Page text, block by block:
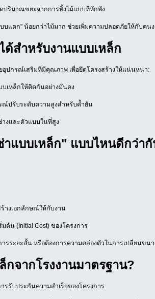
ปริมาณขยะจากการทิ้งไม้แบบที่หักพัง
บแตก" น้อยกว่าไม้มาก ช่วยเพิ่มความปลอดภัยให้กับคน
สำหรับงานแบบเหล็ก
อุปกรณ์เสริมที่มีคุณภาพ เพื่อยึดโครงสร้างให้แน่นหนา:
เหล็กให้ติดกันอย่างมั่นคง
รณ์ปรับระดับความสูงสำหรับค้ำยัน
างและตัวแบบในที่สูง
าแบบเหล็ก" แบบไหนดีกว่า
ร้างเอกลักษณ์ให้กับงาน
ต้น (Initial Cost) ของโครงการ
รระยะสั้น หรือต้องการความคล่องตัวในการเปลี่ยนข
กจากโรงงานมาตรฐาน?
รรับประกันความสำเร็จของโครงการ